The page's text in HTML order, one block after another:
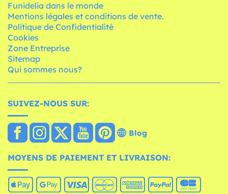
Funidelia dans le monde
Mentions légales et conditions de vente.
Politique de Confidentialité
Cookies
Zone Entreprise
Sitemap
Qui sommes nous?
SUIVEZ-NOUS SUR:
Blog
MOYENS DE PAIEMENT ET LIVRAISON: